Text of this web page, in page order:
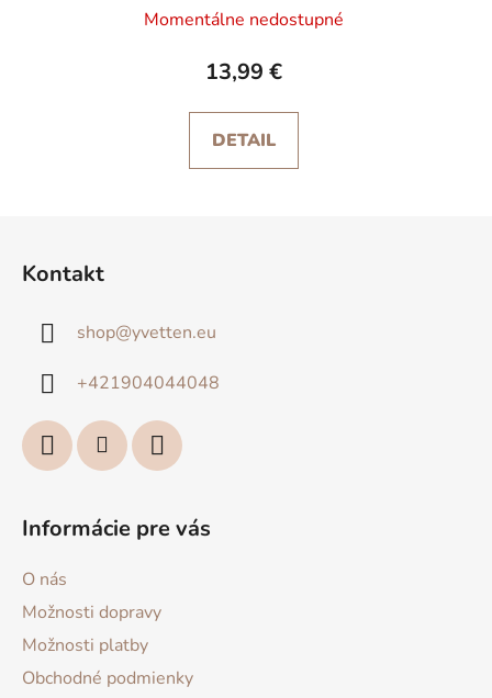
Momentálne nedostupné
13,99 €
DETAIL
Kontakt
shop@yvetten.eu
+421904044048
Informácie pre vás
O nás
Možnosti dopravy
Možnosti platby
Obchodné podmienky